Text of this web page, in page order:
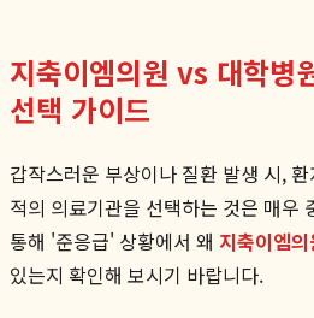
지축이엠의원 vs 대학병
선택 가이드
갑작스러운 부상이나 질환 발생 시,
적의 의료기관을 선택하는 것은 매우
통해 '준응급' 상황에서 왜 지축이엠의
있는지 확인해 보시기 바랍니다.